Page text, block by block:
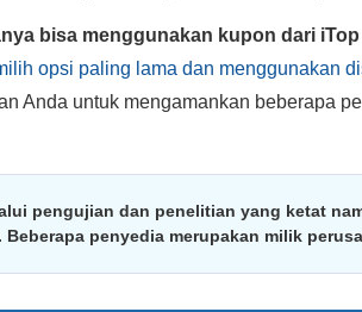
bisa menggunakan kupon dari
opsi paling lama dan menggunakan
Anda untuk mengamankan beberapa
pengujian dan penelitian yang ketat
Beberapa penyedia merupakan milik